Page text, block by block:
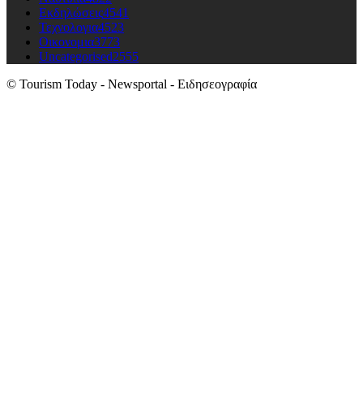
Εκδηλώσεις4541
Τεχνολογια4523
Οικονομια3773
Uncategorised2555
© Tourism Today - Newsportal - Ειδησεογραφία